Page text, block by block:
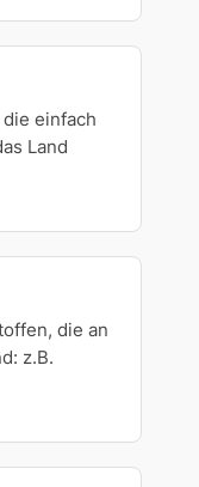
einfach
Land
die an
z.B.